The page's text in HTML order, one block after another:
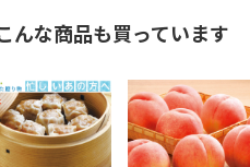
んな商品も買っています